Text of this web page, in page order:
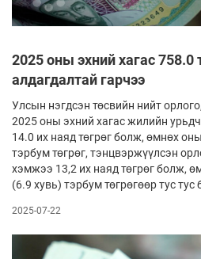
2025 оны эхний хагас 758.0
алдагдалтай гарчээ
Улсын нэгдсэн төсвийн нийт
2025 оны эхний хагас жилийн
14.0 их наяд төгрөг болж, өмнөх
тэрбум төгрөг, тэнцвэржүүлсэн
хэмжээ 13,2 их наяд төгрөг болж,
(6.9 хувь) тэрбум төгрөгөөр тус тус
2025-07-22